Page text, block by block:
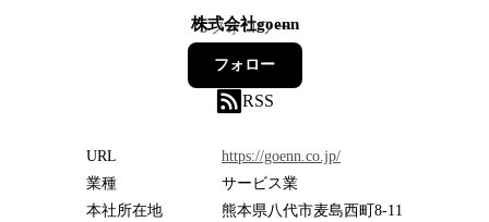
株式会社goenn
5フォロワー
フォロー
RSS
URL
https://goenn.co.jp/
業種
サービス業
本社所在地
熊本県八代市麦島西町8-11